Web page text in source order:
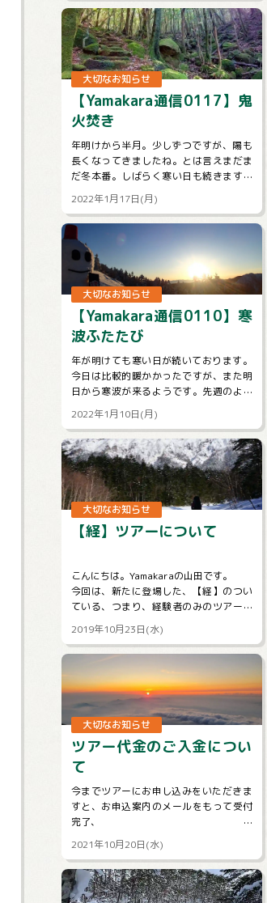
大切なお知らせ
【Yamakara通信0117】鬼
火焚き
年明けから半月。少しずつですが、陽も
長くなってきましたね。とは言えまだま
だ冬本番。しばらく寒い日も続きます。
コロナウイルスの感染拡大のニュースも
気になる状況ですが、体調管理と感染対
策...
2022年1月17日(月)
大切なお知らせ
【Yamakara通信0110】寒
波ふたたび
年が明けても寒い日が続いております。
今日は比較的暖かかったですが、また明
日から寒波が来るようです。先週のよう
に関東地方も雪が！？なんて予報もチラ
ホラでています。山に行くときもそうで
な...
2022年1月10日(月)
大切なお知らせ
【経】ツアーについて
こんにちは。Yamakaraの山田です。
今回は、新たに登場した、【経】のつい
ている、つまり、経験者のみのツアーに
ついて説明します。
まず、この【経】のついているツアーは
雪山のみ...
2019年10月23日(水)
大切なお知らせ
ツアー代金のご入金につい
て
今までツアーにお申し込みをいただきま
すと、お申込案内のメールをもって受付
完了、
ご入金をもって予約完了となりますとご
案内させていただいておりました。
しかしお申込後、そのままご連...
2021年10月20日(水)